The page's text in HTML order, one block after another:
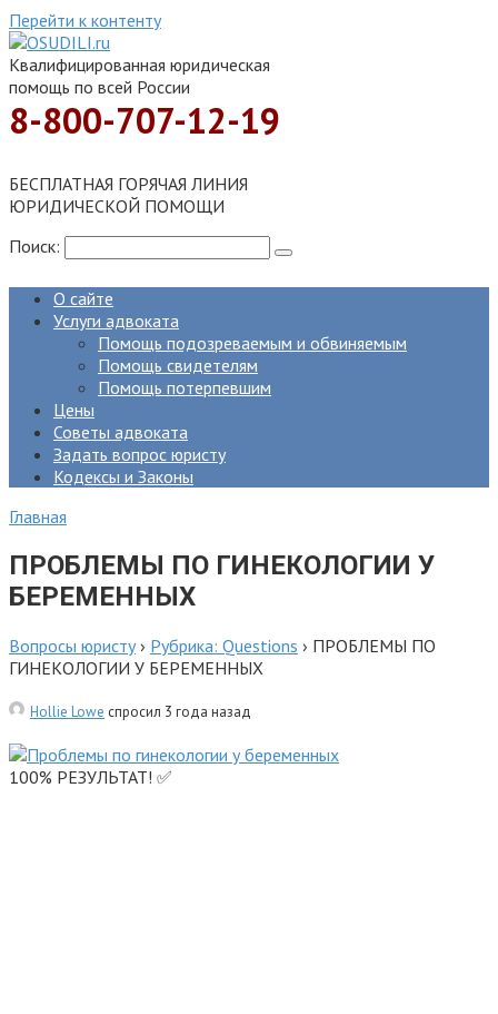
Перейти к контенту
Квалифицированная юридическая
помощь по всей России
8-800-707-12-19
БЕСПЛАТНАЯ ГОРЯЧАЯ ЛИНИЯ
ЮРИДИЧЕСКОЙ ПОМОЩИ
Поиск:
О сайте
Услуги адвоката
Помощь подозреваемым и обвиняемым
Помощь свидетелям
Помощь потерпевшим
Цены
Советы адвоката
Задать вопрос юристу
Кодексы и Законы
Главная
ПРОБЛЕМЫ ПО ГИНЕКОЛОГИИ У
БЕРЕМЕННЫХ
Вопросы юристу› Рубрика: Questions › ПРОБЛЕМЫ ПО
ГИНЕКОЛОГИИ У БЕРЕМЕННЫХ
Hollie Lowe спросил 3 года назад
100% РЕЗУЛЬТАТ! ✅